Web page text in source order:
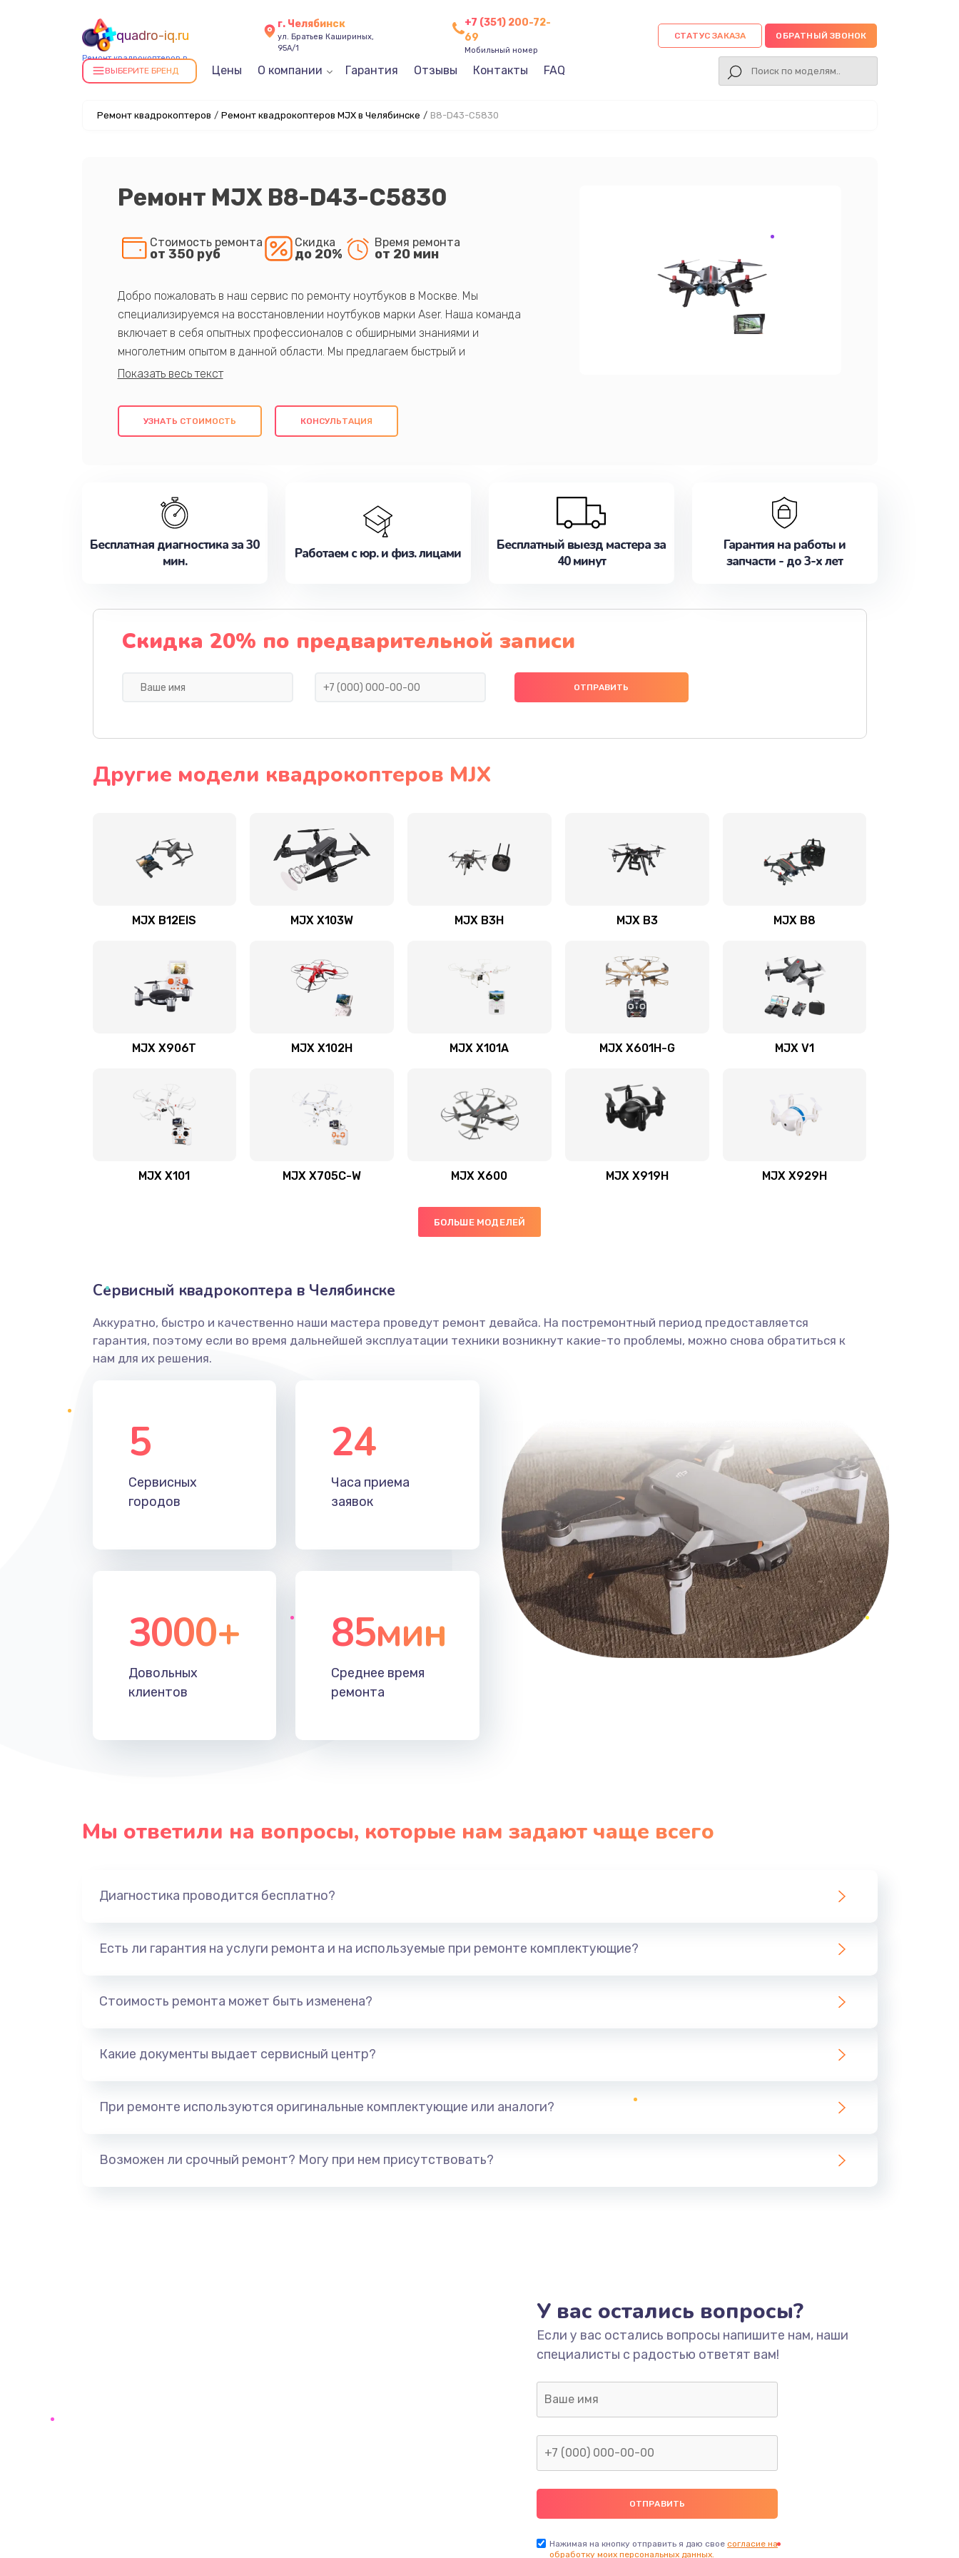
quadro-iq.ru
Ремонт квадрокоптеров в
Челябинске
г. Челябинск
ул. Братьев Кашириных,
95А/1
+7 (351) 200-72-
69
Мобильный номер
СТАТУС ЗАКАЗА ОБРАТНЫЙ ЗВОНОК
ВЫБЕРИТЕ БРЕНД Цены О компании Гарантия Отзывы Контакты FAQ
Ремонт квадрокоптеров / Ремонт квадрокоптеров MJX в Челябинске / B8-D43-C5830
Ремонт MJX B8-D43-C5830
Стоимость ремонта
от 350 руб
Скидка
до 20%
Время ремонта
от 20 мин
Добро пожаловать в наш сервис по ремонту ноутбуков в Москве. Мы
специализируемся на восстановлении ноутбуков марки Aser. Наша команда
включает в себя опытных профессионалов с обширными знаниями и
многолетним опытом в данной области. Мы предлагаем быстрый и
качественный ремонт с использованием оригинальных компонентов, а также
клиентам надежное и профессиональное обслуживание, удовлетворяя их
потребности наилучшим образом. Не медлите записаться на ремонт уже
УЗНАТЬ СТОИМОСТЬ КОНСУЛЬТАЦИЯ
Бесплатная диагностика за 30
мин.
Работаем с юр. и физ. лицами
Бесплатный выезд мастера за
40 минут
Гарантия на работы и
запчасти - до 3-х лет
Скидка 20% по предварительной записи
Другие модели квадрокоптеров MJX
MJX B12EIS MJX X103W MJX B3H MJX B3 MJX B8
MJX X906T MJX X102H MJX X101A MJX X601H-G MJX V1
MJX X101 MJX X705C-W MJX X600 MJX X919H MJX X929H
БОЛЬШЕ МОДЕЛЕЙ
Сервисный квадрокоптера в Челябинске
Аккуратно, быстро и качественно наши мастера проведут ремонт девайса. На постремонтный период предоставляется
гарантия, поэтому если во время дальнейшей эксплуатации техники возникнут какие-то проблемы, можно снова обратиться к
нам для их решения.
5
Сервисных
городов
24
Часа приема
заявок
3000+
Довольных
клиентов
85мин
Среднее время
ремонта
Мы ответили на вопросы, которые нам задают чаще всего
Диагностика проводится бесплатно?
Есть ли гарантия на услуги ремонта и на используемые при ремонте комплектующие?
Стоимость ремонта может быть изменена?
Какие документы выдает сервисный центр?
При ремонте используются оригинальные комплектующие или аналоги?
Возможен ли срочный ремонт? Могу при нем присутствовать?
У вас остались вопросы?
Если у вас остались вопросы напишите нам, наши
специалисты с радостью ответят вам!
Нажимая на кнопку отправить я даю свое согласие на
обработку моих персональных данных.